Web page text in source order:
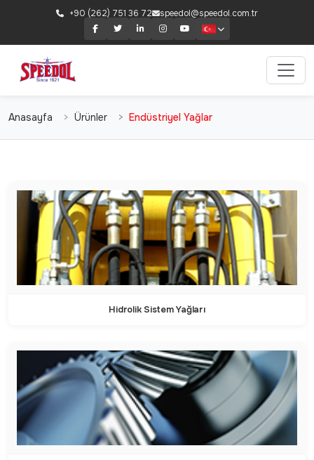
+90 (262) 751 36 72 speedol@speedol.com.tr
Anasayfa Ürünler Endüstriyel Yağlar
Hidrolik Sistem Yağları